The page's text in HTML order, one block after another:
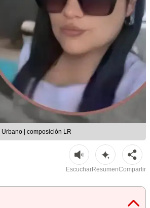
| composición LR
EscucharResumenCompartir